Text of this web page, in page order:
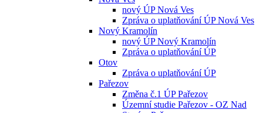
nový ÚP Nová Ves
Zpráva o uplatňování ÚP Nová Ves
Nový Kramolín
nový ÚP Nový Kramolín
Zpráva o uplatňování ÚP
Otov
Zpráva o uplatňování ÚP
Pařezov
Změna č.1 ÚP Pařezov
Územní studie Pařezov - OZ Nad